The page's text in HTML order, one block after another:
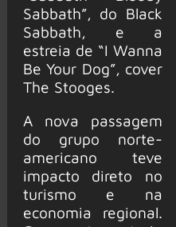
Sabbath”, do Black
Sabbath, e a
estreia de “I Wanna
Be Your Dog”, cover
The Stooges.
A nova passagem
do grupo norte-
americano teve
impacto direto no
turismo e na
economia regional.